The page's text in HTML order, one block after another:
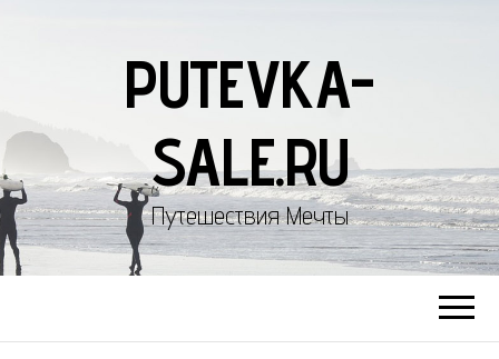
PUTEVKA-
SALE.RU
Путешествия Мечты